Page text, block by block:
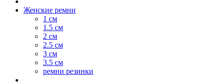
Женские ремни
1 см
1.5 см
2 см
2.5 см
3 см
3.5 см
ремни резинки